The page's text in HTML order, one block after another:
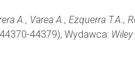
A., Varea A., Ezquerra T.A.,
44379), Wydawca: Wiley